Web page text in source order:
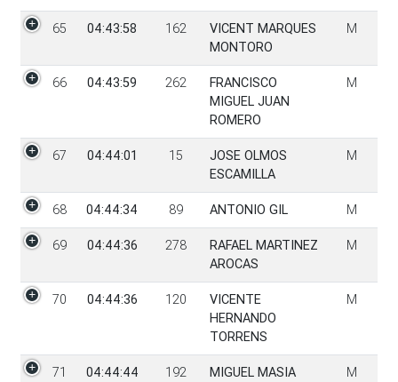
65 04:43:58 162
VICENT MARQUES
MONTORO
M
66 04:43:59 262
FRANCISCO
MIGUEL JUAN
ROMERO
M
67 04:44:01 15
JOSE OLMOS
ESCAMILLA
M
68 04:44:34 89 ANTONIO GIL M
69 04:44:36 278
RAFAEL MARTINEZ
AROCAS
M
70 04:44:36 120
VICENTE
HERNANDO
TORRENS
M
71 04:44:44 192 MIGUEL MASIA M